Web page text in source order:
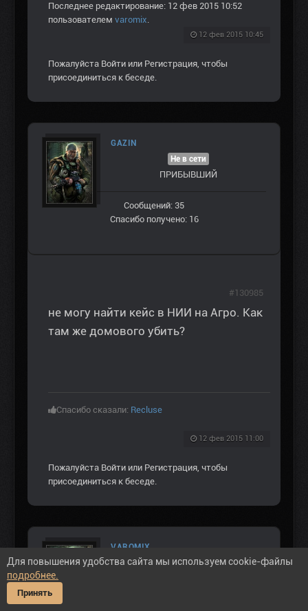
Последнее редактирование: 12 фев 2015 10:52
пользователем varomix.
12 фев 2015 10:45
Пожалуйста Войти или Регистрация, чтобы
присоединиться к беседе.
GAZIN
Не в сети
ПРИБЫВШИЙ
Сообщений: 35
Спасибо получено: 16
не могу найти кейс в НИИ на Агро. Как
там же домового убить?
Спасибо сказали: Recluse
12 фев 2015 11:00
#130985
Пожалуйста Войти или Регистрация, чтобы
присоединиться к беседе.
VAROMIX
Не в сети
Для повышения удобства сайта мы используем cookie-файлы
подробнее.
Принять